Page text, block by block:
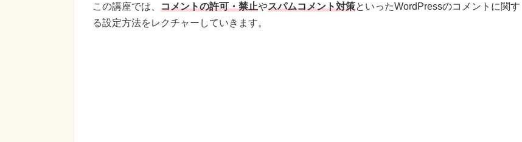
この講座では、 コメントの許可・禁止やスパムコメント対策といったWordPressのコメントに関す
る設定方法をレクチャーしていきます。